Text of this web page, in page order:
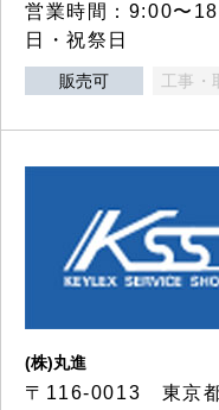
営業時間：9:00〜
日・祝祭日
販売可 工事・
(株)丸進
〒116-0013 東京